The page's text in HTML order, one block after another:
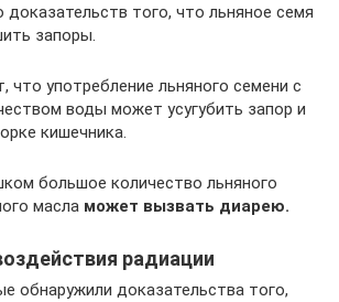
того, что льняное семя
запоры.
что употребление льняного семени с
воды может усугубить запор и
кишечника.
большое количество льняного
масла может вызвать диарею.
радиации
обнаружили доказательства того,